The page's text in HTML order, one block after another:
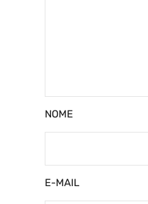
NOME
E-MAIL